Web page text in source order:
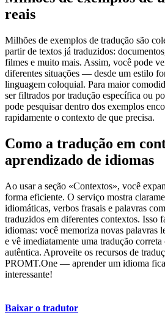
reais
Milhões de exemplos de tradução são
partir de textos já traduzidos:
filmes e muito mais. Assim, você pode
diferentes situações — desde um estilo
linguagem coloquial. Para maior
ser filtrados por tradução específica ou
pode pesquisar dentro dos exemplos
rapidamente o contexto de que precisa.
Como a tradução em
aprendizado de idiomas
Ao usar a seção «Contextos», você
forma eficiente. O serviço mostra
idiomáticas, verbos frasais e palavras
traduzidos em diferentes contextos. Isso
idiomas: você memoriza novas palavras
e vê imediatamente uma tradução
autêntica. Aproveite os recursos de
PROMT.One — aprender um idioma
interessante!
Baixar o tradutor